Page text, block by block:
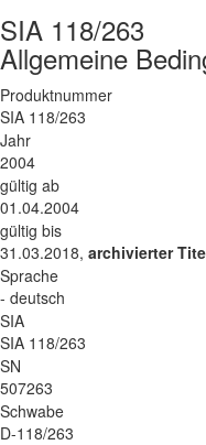
SIA 118/263
Allgemeine
Produktnummer
SIA 118/263
Jahr
2004
gültig ab
01.04.2004
gültig bis
31.03.2018, archivierter
Sprache
- deutsch
SIA
SIA 118/263
SN
507263
Schwabe
D-118/263